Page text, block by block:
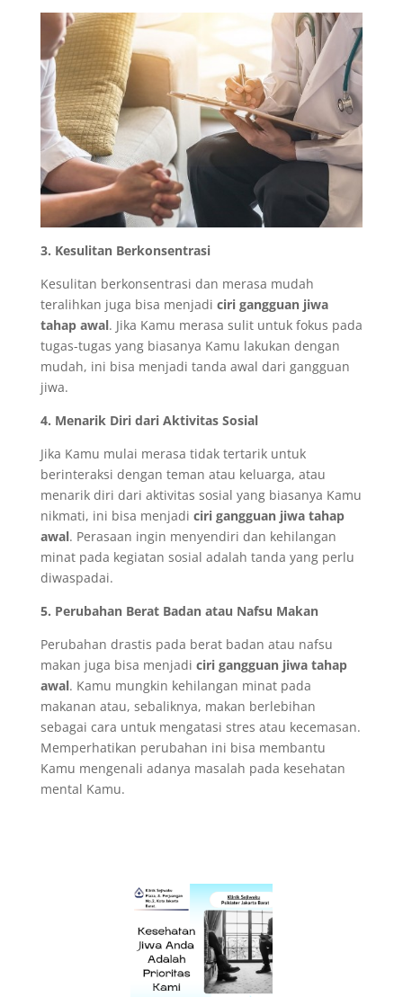
3. Kesulitan Berkonsentrasi
Kesulitan berkonsentrasi dan merasa mudah
teralihkan juga bisa menjadi ciri gangguan jiwa
tahap awal. Jika Kamu merasa sulit untuk fokus pada
tugas-tugas yang biasanya Kamu lakukan dengan
mudah, ini bisa menjadi tanda awal dari gangguan
jiwa.
4. Menarik Diri dari Aktivitas Sosial
Jika Kamu mulai merasa tidak tertarik untuk
berinteraksi dengan teman atau keluarga, atau
menarik diri dari aktivitas sosial yang biasanya Kamu
nikmati, ini bisa menjadi ciri gangguan jiwa tahap
awal. Perasaan ingin menyendiri dan kehilangan
minat pada kegiatan sosial adalah tanda yang perlu
diwaspadai.
5. Perubahan Berat Badan atau Nafsu Makan
Perubahan drastis pada berat badan atau nafsu
makan juga bisa menjadi ciri gangguan jiwa tahap
awal. Kamu mungkin kehilangan minat pada
makanan atau, sebaliknya, makan berlebihan
sebagai cara untuk mengatasi stres atau kecemasan.
Memperhatikan perubahan ini bisa membantu
Kamu mengenali adanya masalah pada kesehatan
mental Kamu.